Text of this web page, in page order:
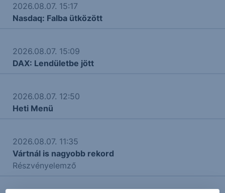
2026.08.07. 15:17
Nasdaq: Falba ütközött
2026.08.07. 15:09
DAX: Lendületbe jött
2026.08.07. 12:50
Heti Menü
2026.08.07. 11:35
Vártnál is nagyobb rekord
Részvényelemző